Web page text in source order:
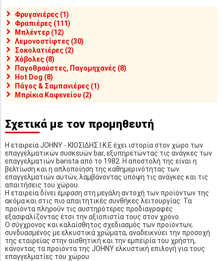
Φρυγανιέρες (1)
Φραπιέρες (111)
Μπλέντερ (12)
Λεμονοστίφτες (30)
Σοκολατιέρες (2)
Χόβολες (8)
Παγοθραύστες, Παγομηχανές (8)
Hot Dog (8)
Πάγος & Σαμπανιέρες (1)
Μπρίκια Καφενείου (2)
Σχετικά με τον προμηθευτή
Η εταιρεία JOHNY - ΚΙΟΣΙΔΗΣ Ι.Κ.Ε έχει ιστορία στον χώρο των
επαγγελματικών συσκευών bar, εξυπηρετώντας τις ανάγκες των
επαγγελματιών barista από το 1982. Η αποστολή της είναι η
βελτίωση και η απλοποίηση της καθημερινότητας των
επαγγελματιών αυτών, λαμβάνοντας υπόψη τις ανάγκες και τις
απαιτήσεις του χώρου.
Η εταιρεία δίνει έμφαση στη μεγάλη αντοχή των προϊόντων της
ακόμα και στις πιο απαιτητικές συνθήκες λειτουργίας. Τα
προϊόντα πληρούν τις αυστηρότερες προδιαγραφές
εξασφαλίζοντας έτσι την αξιοπιστία τους στον χρόνο.
Ο σύγχρονος και καλαίσθητος σχεδιασμός των προϊόντων,
συνδυασμένος με ελκυστικά χρώματα, αναδεικνύει την προσοχή
της εταιρείας στην αισθητική και την εμπειρία του χρήστη,
κάνοντας τα προϊόντα της JOHNY ελκυστική επιλογή για τους
επαγγελματίες του χώρου.